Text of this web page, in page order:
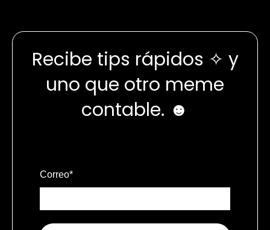
Recibe tips rápidos ✧ y
uno que otro meme
contable. ☻
Correo*